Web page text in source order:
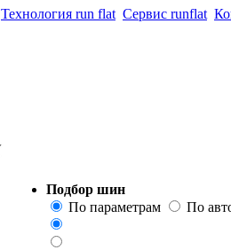
Технология run flat Сервис runflat
Подбор шин
По параметрам
По